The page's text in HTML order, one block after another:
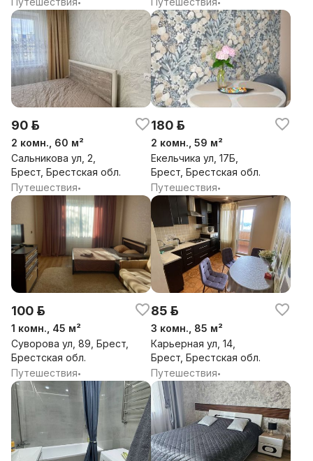
• •
90 р.
2 комн., 60 м²
Сальникова ул, 2,
Брест, Брестская обл.
Путешествия•
180 р.
2 комн., 59 м²
Екельчика ул, 17Б,
Брест, Брестская обл.
Путешествия•
100 р.
1 комн., 45 м²
Суворова ул, 89, Брест,
Брестская обл.
Путешествия•
85 р.
3 комн., 85 м²
Карьерная ул, 14,
Брест, Брестская обл.
Путешествия•